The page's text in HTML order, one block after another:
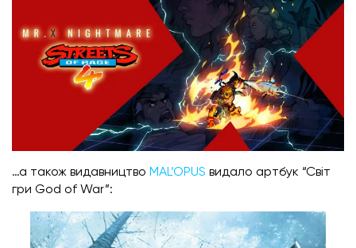
…а також видавництво MAL’OPUS видало артбук “Світ
гри God of War”: